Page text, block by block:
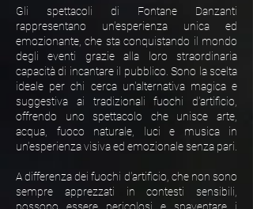
Gli spettacoli di Fontane Danzanti
rappresentano un'esperienza unica ed
emozionante, che sta conquistando il mondo
degli eventi grazie alla loro straordinaria
capacità di incantare il pubblico. Sono la scelta
ideale per chi cerca un'alternativa magica e
suggestiva ai tradizionali fuochi d'artificio,
offrendo uno spettacolo che unisce arte,
acqua, fuoco naturale, luci e musica in
un'esperienza visiva ed emozionale senza pari.
A differenza dei fuochi d'artificio, che non sono
sempre apprezzati in contesti sensibili,